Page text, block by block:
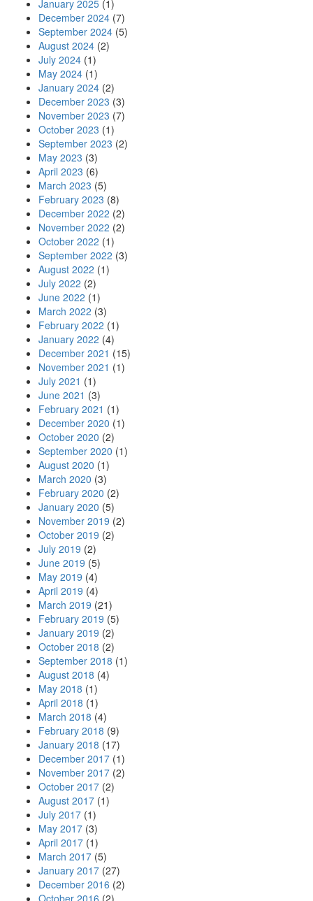
January 2025 (1)
December 2024 (7)
September 2024 (5)
August 2024 (2)
July 2024 (1)
May 2024 (1)
January 2024 (2)
December 2023 (3)
November 2023 (7)
October 2023 (1)
September 2023 (2)
May 2023 (3)
April 2023 (6)
March 2023 (5)
February 2023 (8)
December 2022 (2)
November 2022 (2)
October 2022 (1)
September 2022 (3)
August 2022 (1)
July 2022 (2)
June 2022 (1)
March 2022 (3)
February 2022 (1)
January 2022 (4)
December 2021 (15)
November 2021 (1)
July 2021 (1)
June 2021 (3)
February 2021 (1)
December 2020 (1)
October 2020 (2)
September 2020 (1)
August 2020 (1)
March 2020 (3)
February 2020 (2)
January 2020 (5)
November 2019 (2)
October 2019 (2)
July 2019 (2)
June 2019 (5)
May 2019 (4)
April 2019 (4)
March 2019 (21)
February 2019 (5)
January 2019 (2)
October 2018 (2)
September 2018 (1)
August 2018 (4)
May 2018 (1)
April 2018 (1)
March 2018 (4)
February 2018 (9)
January 2018 (17)
December 2017 (1)
November 2017 (2)
October 2017 (2)
August 2017 (1)
July 2017 (1)
May 2017 (3)
April 2017 (1)
March 2017 (5)
January 2017 (27)
December 2016 (2)
October 2016 (2)